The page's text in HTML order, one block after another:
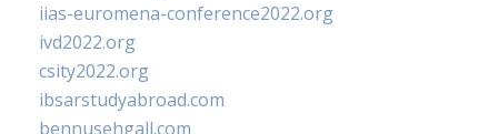
iias-euromena-conference2022.org
ivd2022.org
csity2022.org
ibsarstudyabroad.com
bennusehgall.com